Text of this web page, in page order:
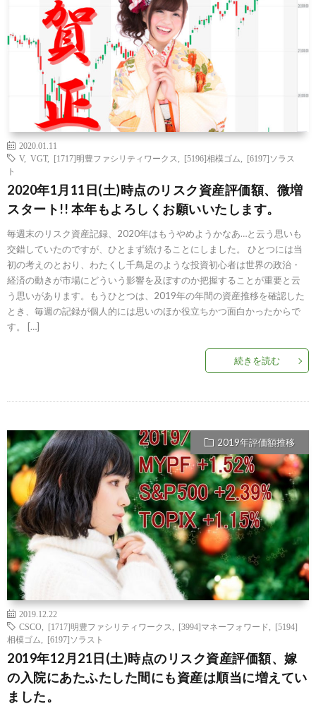
2020.01.11
V, VGT, [1717]明豊ファシリティワークス [5196]相模ゴム
[6197]ソラス
ト
2020年1月11日(土)時点のリスク資産評価額、微増
スタート!! 本年もよろしくお願いいたします。
毎週末のリスク資産記録、2020年はもうやめようかなあ…と云う思いも
交錯していたのですが、ひとまず続けることにしました。 ひとつには当
初の考えのとおり、わたくし千鳥足のような投資初心者は世界の政治・
経済の動きが市場にどういう影響を及ぼすのか把握することが重要と云
う思いがあります。もうひとつは、2019年の年間の資産推移を確認した
とき、毎週の記録が個人的には思いのほか役立ちかつ面白かったからで
す。 […]
続きを読む
2019年評価額推移
2019.12.22
CSCO
[1717]明豊ファシリティワークス [3994]マネーフォワード
[5194]
相模ゴム
[6197]ソラスト
2019年12月21日(土)時点のリスク資産評価額、嫁
の入院にあたふたした間にも資産は順当に増えてい
ました。